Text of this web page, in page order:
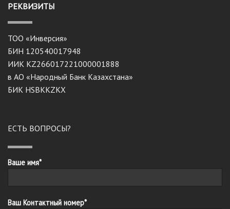
РЕКВИЗИТЫ
ТОО «Инверсия»
БИН 120540017948
ИИК KZ266017221000001888
в АО «Народный Банк Казахстана»
БИК HSBKKZKX
ЕСТЬ ВОПРОСЫ?
Ваше имя*
Ваш Контактный номер*